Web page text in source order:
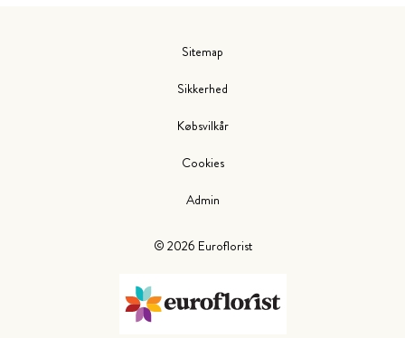
© 2026 Euroflorist
Sitemap
Sikkerhed
Købsvilkår
Cookies
Admin